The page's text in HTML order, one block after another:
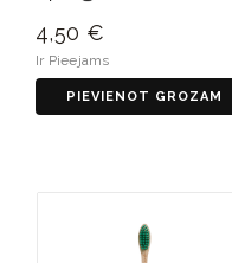
4,50 €
Ir Pieejams
PIEVIENOT GROZAM